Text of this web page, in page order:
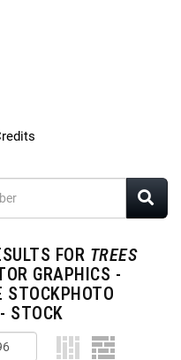
€* / Credits
FOR TREES
GRAPHICS -
STOCKPHOTO
STOCK